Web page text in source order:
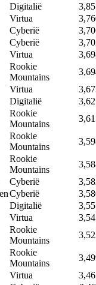
Digitalië
Virtua
Cyberië
Cyberië
Virtua
Rookie
Mountains
Virtua
Digitalië
Rookie
Mountains
Rookie
Mountains
Rookie
Mountains
Cyberië
Cyberië
Digitalië
Virtua
Rookie
Mountains
Rookie
Mountains
Virtua